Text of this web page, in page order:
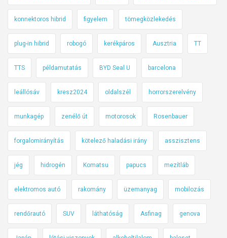
konnektoros hibrid figyelem tömegközlekedés
plug-in hibrid robogó kerékpáros Ausztria TT
TTS példamutatás BYD Seal U barcelona
leállósáv kresz2024 oldalszél horrorszerelvény
munkagép zenélő út motorosok Rosenbauer
forgalomirányítás kötelező haladási irány asszisztens
jég hidrogén Komatsu papucs mezítláb
elektromos autó rakomány üzemanyag mobilozás
rendőrautó SUV láthatóság Asfinag genova